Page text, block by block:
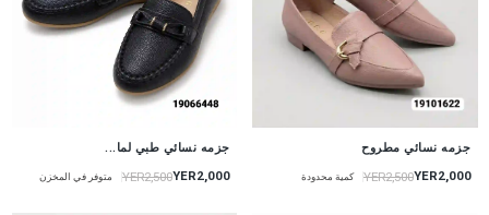
جزمه نسائي مطروح
YER2,000
YER2,500 كمية محدودة
جزمه نسائي طبي لما...
YER2,000
YER2,500 متوفر في المخزن